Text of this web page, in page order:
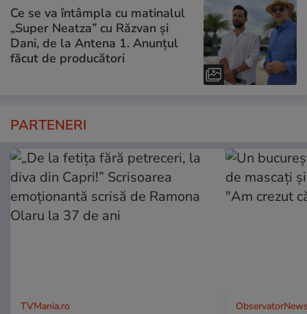
Ce se va întâmpla cu matinalul
„Super Neatza” cu Răzvan şi
Dani, de la Antena 1. Anunțul
făcut de producători
PARTENERI
TVMania.ro